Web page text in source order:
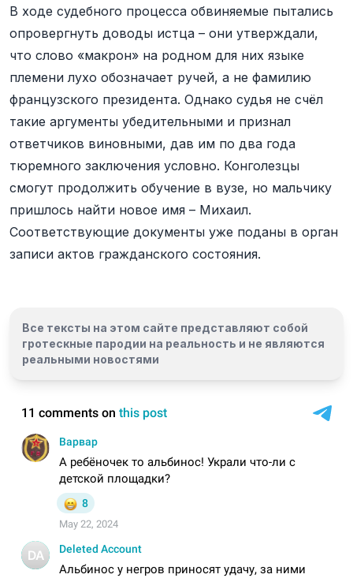
В ходе судебного процесса обвиняемые пытались
опровергнуть доводы истца – они утверждали,
что слово «макрон» на родном для них языке
племени лухо обозначает ручей, а не фамилию
французского президента. Однако судья не счёл
такие аргументы убедительными и признал
ответчиков виновными, дав им по два года
тюремного заключения условно. Конголезцы
смогут продолжить обучение в вузе, но мальчику
пришлось найти новое имя – Михаил.
Соответствующие документы уже поданы в орган
записи актов гражданского состояния.
Все тексты на этом сайте представляют собой
гротескные пародии на реальность и не являются
реальными новостями